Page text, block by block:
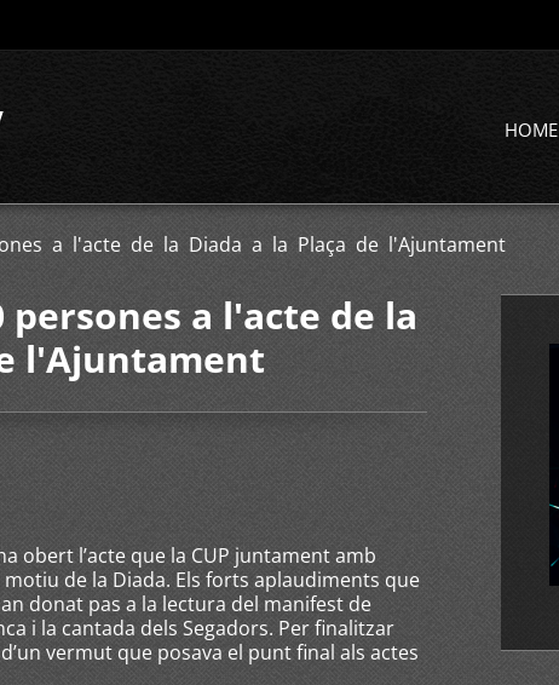
HOME
a l'acte de la Diada a la Plaça de l'Ajuntament
persones a l'acte de la
l'Ajuntament
obert l’acte que la CUP juntament amb
de la Diada. Els forts aplaudiments que
donat pas a la lectura del manifest de
i la cantada dels Segadors. Per finalitzar
vermut que posava el punt final als actes